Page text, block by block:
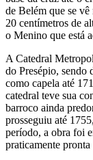
de Belém que se
20 centímetros de
o Menino que está
A Catedral
do Presépio, sendo
como capela até
catedral teve sua
barroco ainda
prosseguiu até
período, a obra foi
praticamente